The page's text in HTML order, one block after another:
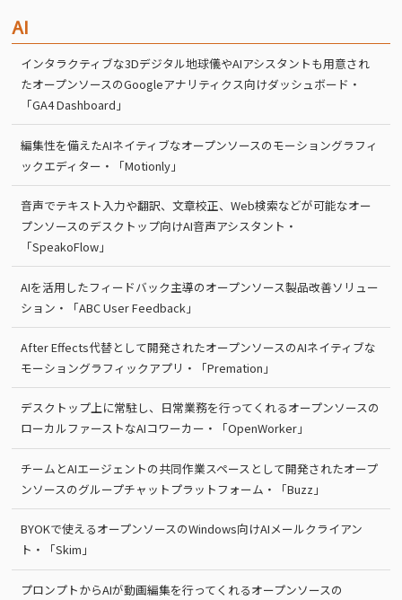
AI
インタラクティブな3Dデジタル地球儀やAIアシスタントも用意され
たオープンソースのGoogleアナリティクス向けダッシュボード・
「GA4 Dashboard」
編集性を備えたAIネイティブなオープンソースのモーショングラフィ
ックエディター・「Motionly」
音声でテキスト入力や翻訳、文章校正、Web検索などが可能なオー
プンソースのデスクトップ向けAI音声アシスタント・
「SpeakoFlow」
AIを活用したフィードバック主導のオープンソース製品改善ソリュー
ション・「ABC User Feedback」
After Effects代替として開発されたオープンソースのAIネイティブな
モーショングラフィックアプリ・「Premation」
デスクトップ上に常駐し、日常業務を行ってくれるオープンソースの
ローカルファーストなAIコワーカー・「OpenWorker」
チームとAIエージェントの共同作業スペースとして開発されたオープ
ンソースのグループチャットプラットフォーム・「Buzz」
BYOKで使えるオープンソースのWindows向けAIメールクライアン
ト・「Skim」
プロンプトからAIが動画編集を行ってくれるオープンソースの